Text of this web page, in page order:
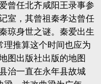
曾任北齐咸阳王录事参
室，其曾祖秦孝达曾任
琼身世之谜。秦爱出生
理推算这个时间也应为
图出版社出版的地图
治一直在永年县故城